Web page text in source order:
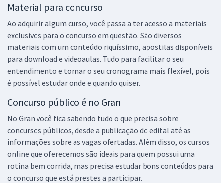
Material para concurso
Ao adquirir algum curso, você passa a ter acesso a materiais
exclusivos para o concurso em questão. São diversos
materiais com um conteúdo riquíssimo, apostilas disponíveis
para download e videoaulas. Tudo para facilitar o seu
entendimento e tornar o seu cronograma mais flexível, pois
é possível estudar onde e quando quiser.
Concurso público é no Gran
No Gran você fica sabendo tudo o que precisa sobre
concursos públicos, desde a publicação do edital até as
informações sobre as vagas ofertadas. Além disso, os cursos
online que oferecemos são ideais para quem possui uma
rotina bem corrida, mas precisa estudar bons conteúdos para
o concurso que está prestes a participar.